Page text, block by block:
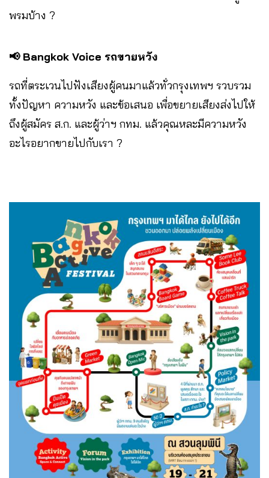
พรมบ้าง ?
📢 Bangkok Voice รถขายหวัง
รถที่ตระเวนไปฟังเสียงผู้คนมาแล้วทั่วกรุงเทพฯ รวบรวม
ทั้งปัญหา ความหวัง และข้อเสนอ เพื่อขยายเสียงส่งไปให้
ถึงผู้สมัคร ส.ก. และผู้ว่าฯ กทม. แล้วคุณหละมีความหวัง
อะไรอยากขายไปกับเรา ?